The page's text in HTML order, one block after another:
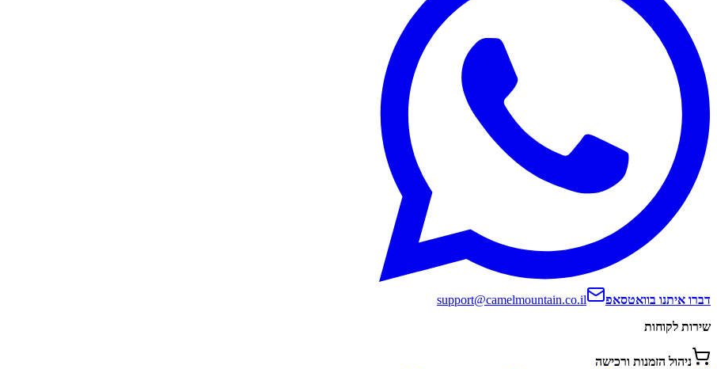
דברו איתנו בוואטסאפ
support@camelmountain.co.il
שירות לקוחות
ניהול הזמנות ורכישה